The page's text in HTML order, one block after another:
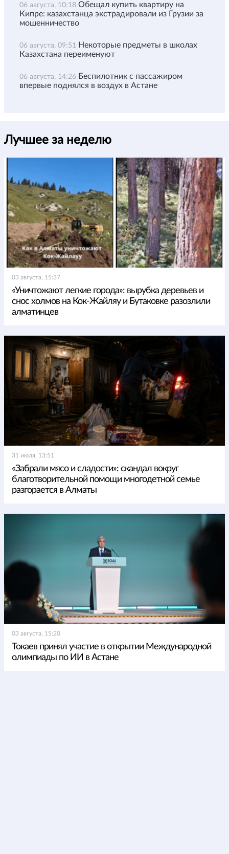
06 августа, 10:18 Обещал купить квартиру на
Кипре: казахстанца экстрадировали из Грузии за
мошенничество
06 августа, 09:51 Некоторые предметы в школах
Казахстана переименуют
06 августа, 14:26 Беспилотник с пассажиром
впервые поднялся в воздух в Астане
Лучшее за неделю
03 августа, 15:37
«Уничтожают легкие города»: вырубка деревьев и
снос холмов на Кок-Жайляу и Бутаковке разозлили
алматинцев
31 июля, 13:51
«Забрали мясо и сладости»: скандал вокруг
благотворительной помощи многодетной семье
разгорается в Алматы
03 августа, 15:20
Токаев принял участие в открытии Международной
олимпиады по ИИ в Астане